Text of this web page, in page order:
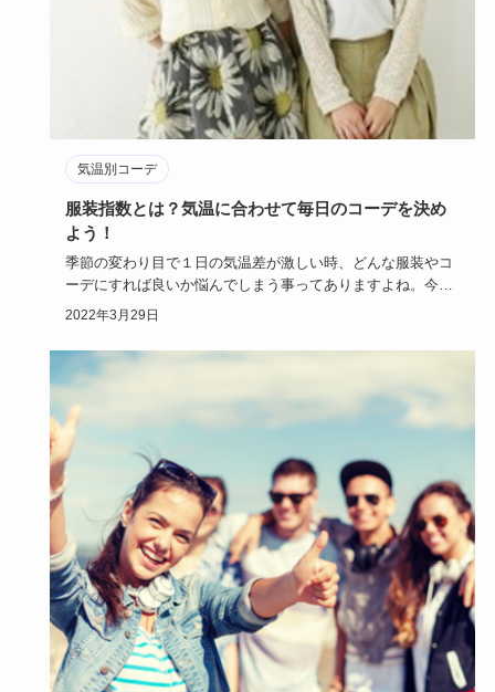
気温別コーデ
服装指数とは？気温に合わせて毎日のコーデを決め
よう！
季節の変わり目で１日の気温差が激しい時、どんな服装やコ
ーデにすれば良いか悩んでしまう事ってありますよね。今回
は毎日の暮らし…
2022年3月29日